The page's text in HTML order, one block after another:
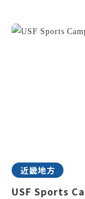
近畿地方
USF Sports